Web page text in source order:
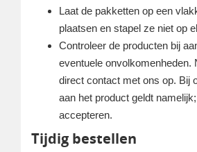
Laat de pakketten op een
plaatsen en stapel ze niet op
Controleer de producten bij
eventuele onvolkomenheden.
direct contact met ons op. Bij
aan het product geldt
accepteren.
Tijdig bestellen